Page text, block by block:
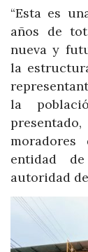
“Esta es
años de
nueva y
la
la
entidad
autoridad